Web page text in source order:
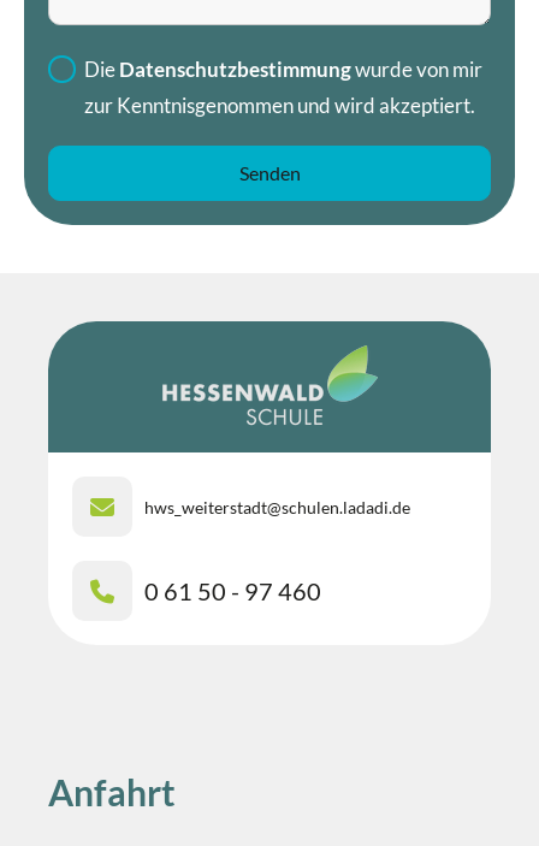
Die Datenschutzbestimmungwurde von mir
zur Kenntnisgenommen und wird akzeptiert.
hws_weiterstadt@schulen.ladadi.de
0 61 50 - 97 460
Anfahrt